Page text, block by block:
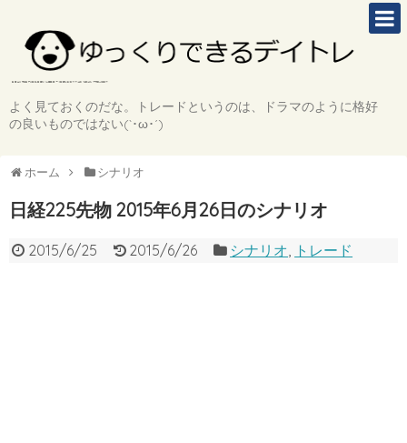
よく見ておくのだな。トレードというのは、ドラマのように格好
の良いものではない(`･ω･´)
ホーム シナリオ
日経225先物 2015年6月26日のシナリオ
2015/6/25 2015/6/26 シナリオ トレード